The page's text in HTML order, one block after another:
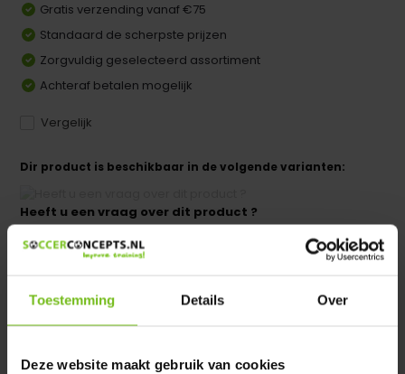
Toestemming Details Over
Deze website maakt gebruik van cookies
Gratis verzending vanaf €75
Standaard de scherpste prijzen
Zorgvuldig geselecteerd assortiment
Achteraf betalen mogelijk
Vergelijk
Dir product is beschikbaar in de volgende varianten:
Heeft u een vraag over dit product ?
We helpen u graag met meer informatie
Productomschrijving